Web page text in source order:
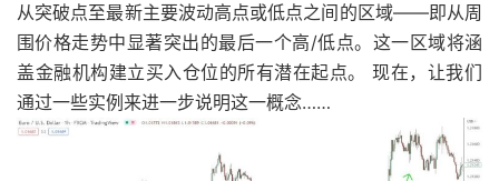
从突破点至最新主要波动高点或低点之间的区域——即从周
围价格走势中显著突出的最后一个高/低点。这一区域将涵
盖金融机构建立买入仓位的所有潜在起点。 现在，让我们
通过一些实例来进一步说明这一概念……